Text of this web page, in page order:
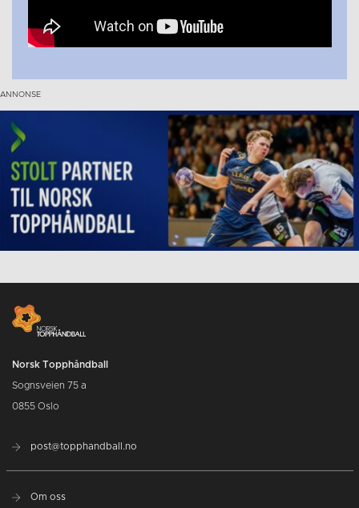
Norsk Topphåndball
Sognsveien 75 a
0855 Oslo
post@topphandball.no
Om oss